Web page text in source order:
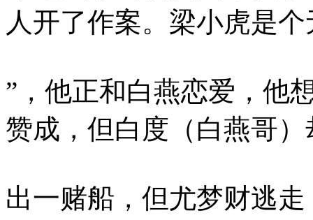
人开了作案。梁小虎是
”，他正和白燕恋爱，他
赞成，但白度（白燕哥
出一赌船，但尤梦财逃